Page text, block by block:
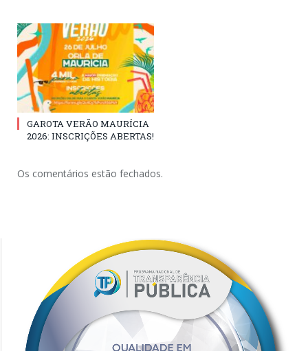
GAROTA VERÃO MAURÍCIA
2026: INSCRIÇÕES ABERTAS!
Os comentários estão fechados.